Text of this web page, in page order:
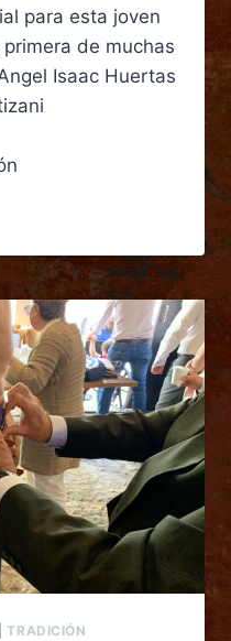
para esta joven
de muchas
Isaac Huertas
|TRADICIÓN